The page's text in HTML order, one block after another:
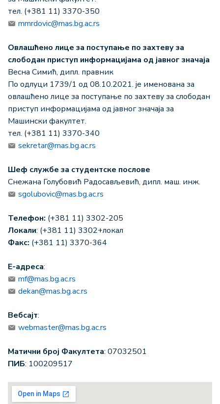
тел. (+381 11) 3370-350
mmrdovic@mas.bg.ac.rs
Овлашћено лице за поступање по захтеву за
слободан приступ информацијама од јавног значаја
Весна Симић, дипл. правник
По одлуци 1739/1 од 08.10.2021. је именована за
овлашћено лице за поступање по захтеву за слободан
приступ информацијама од јавног значаја за
Машински факултет.
тел. (+381 11) 3370-340
sekretar@mas.bg.ac.rs
Шеф службе за студентске послове
Снежана Голубовић Радосављевић, дипл. маш. инж.
sgolubovic@mas.bg.ac.rs
Телефон: (+381 11) 3302-205
Локали: (+381 11) 3302+локал
Факс: (+381 11) 3370-364
Е-адреса:
mf@mas.bg.ac.rs
dekan@mas.bg.ac.rs
Вебсајт:
webmaster@mas.bg.ac.rs
Матични број Факултета: 07032501
ПИБ: 100209517